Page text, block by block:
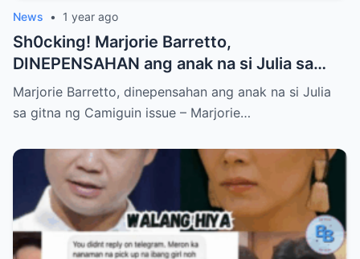
News • 1 year ago
Sh0cking! Marjorie Barretto,
DINEPENSAHAN ang anak na si Julia sa
gitna ng Camiguin issue
Marjorie Barretto, dinepensahan ang anak na si Julia
sa gitna ng Camiguin issue – Marjorie…